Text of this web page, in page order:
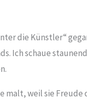
die Künstler“
Ich schaue
malt, weil sie